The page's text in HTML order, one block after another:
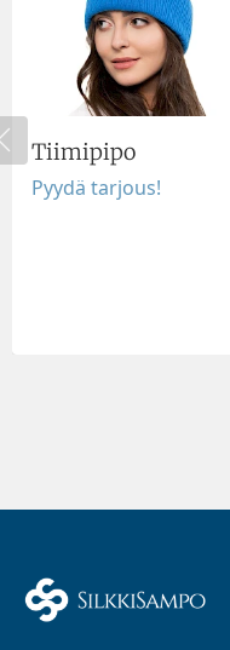
Tiimipipo
Pyydä tarjous!